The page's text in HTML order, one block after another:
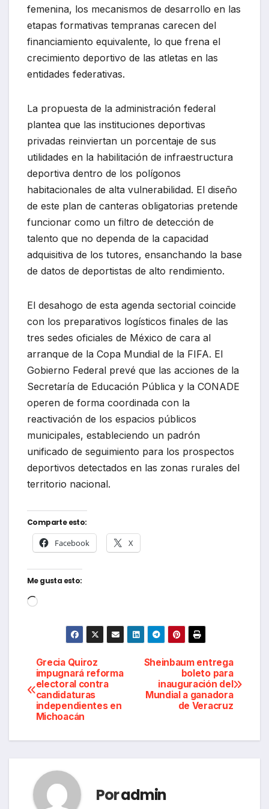
femenina, los mecanismos de desarrollo en las
etapas formativas tempranas carecen del
financiamiento equivalente, lo que frena el
crecimiento deportivo de las atletas en las
entidades federativas.
La propuesta de la administración federal
plantea que las instituciones deportivas
privadas reinviertan un porcentaje de sus
utilidades en la habilitación de infraestructura
deportiva dentro de los polígonos
habitacionales de alta vulnerabilidad. El diseño
de este plan de canteras obligatorias pretende
funcionar como un filtro de detección de
talento que no dependa de la capacidad
adquisitiva de los tutores, ensanchando la base
de datos de deportistas de alto rendimiento.
El desahogo de esta agenda sectorial coincide
con los preparativos logísticos finales de las
tres sedes oficiales de México de cara al
arranque de la Copa Mundial de la FIFA. El
Gobierno Federal prevé que las acciones de la
Secretaría de Educación Pública y la CONADE
operen de forma coordinada con la
reactivación de los espacios públicos
municipales, estableciendo un padrón
unificado de seguimiento para los prospectos
deportivos detectados en las zonas rurales del
territorio nacional.
Comparte esto:
Facebook X
Me gusta esto:
Cargando...
Navegación
de
entradas
Sheinbaum entrega
boleto para
inauguración del
Mundial a ganadora
de Veracruz
Grecia Quiroz
impugnará reforma
electoral contra
candidaturas
independientes en
Michoacán
Poradmin